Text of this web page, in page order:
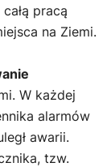
pracą
na Ziemi.
W każdej
alarmów
awarii.
tzw.